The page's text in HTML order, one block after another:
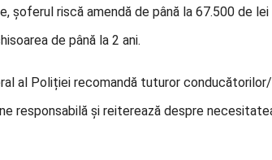
șoferul riscă amendă de până la 67.500 de
de până la 2 ani.
al Poliției recomandă tuturor
responsabilă și reiterează despre